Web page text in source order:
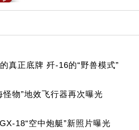
真正底牌 歼-16的“野兽模式”
怪物”地效飞行器再次曝光
18“空中炮艇”新照片曝光